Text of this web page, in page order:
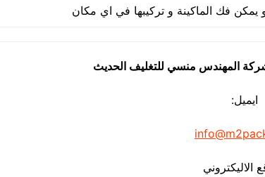
شركة المهندس منسي للتغليف الحديث
ايميل:
الاليكتروني